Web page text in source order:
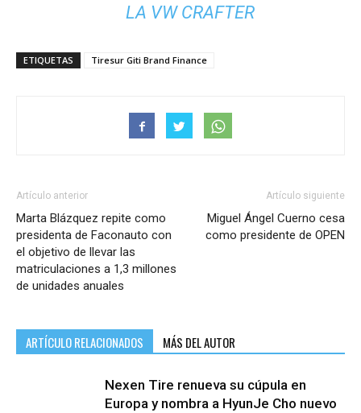
LA VW CRAFTER
ETIQUETAS Tiresur Giti Brand Finance
Artículo anterior
Marta Blázquez repite como
presidenta de Faconauto con
el objetivo de llevar las
matriculaciones a 1,3 millones
de unidades anuales
Artículo siguiente
Miguel Ángel Cuerno cesa
como presidente de OPEN
ARTÍCULO RELACIONADOS MÁS DEL AUTOR
Nexen Tire renueva su cúpula en
Europa y nombra a HyunJe Cho nuevo